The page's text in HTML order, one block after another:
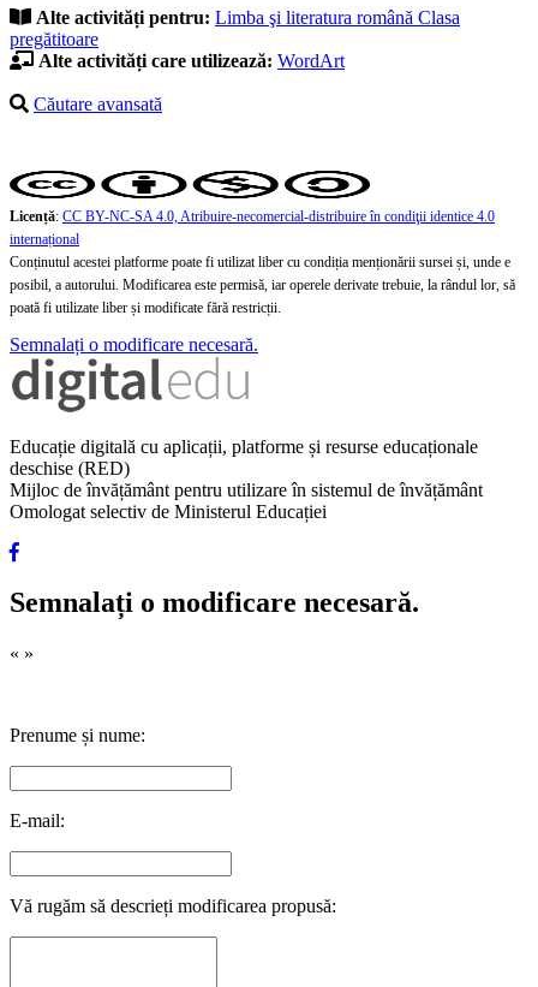
Alte activități pentru: Limba şi literatura română Clasa
pregătitoare
Alte activități care utilizează: WordArt
Căutare avansată
Licență: CC BY-NC-SA 4.0, Atribuire-necomercial-distribuire în condiţii identice 4.0
internațional
Conținutul acestei platforme poate fi utilizat liber cu condiția menționării sursei și, unde e
posibil, a autorului. Modificarea este permisă, iar operele derivate trebuie, la rândul lor, să
poată fi utilizate liber și modificate fără restricții.
Semnalați o modificare necesară.
Educație digitală cu aplicații, platforme și resurse educaționale
deschise (RED)
Mijloc de învățământ pentru utilizare în sistemul de învățământ
Omologat selectiv de Ministerul Educației
Semnalați o modificare necesară.
« »
Prenume și nume:
E-mail:
Vă rugăm să descrieți modificarea propusă: